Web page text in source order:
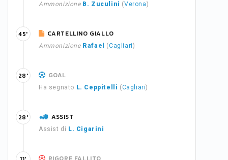
Ammonizione B. Zuculini (Verona)
CARTELLINO GIALLO
Ammonizione Rafael (Cagliari)
45'
GOAL
Ha segnato L. Ceppitelli (Cagliari)
28'
ASSIST
Assist di L. Cigarini
28'